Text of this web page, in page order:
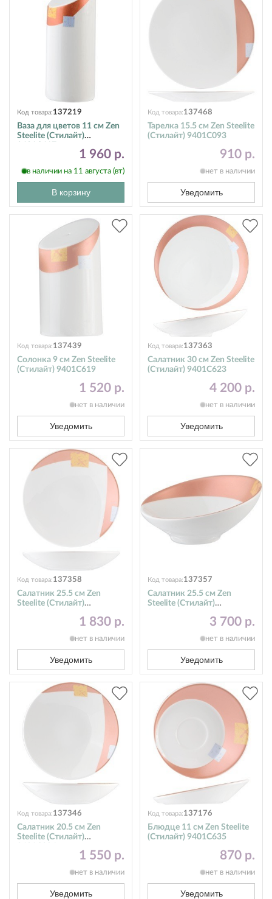
Код товара:137219
Ваза для цветов 11 см Zen
Steelite (Стилайт)
1 960 р.
в наличии на 11 августа (вт)
В корзину
Код товара:137468
Тарелка 15.5 см Zen Steelite
(Стилайт) 9401C093
910 р.
нет в наличии
Уведомить
Код товара:137439
Солонка 9 см Zen Steelite
(Стилайт) 9401C619
1 520 р.
нет в наличии
Уведомить
Код товара:137363
Салатник 30 см Zen Steelite
(Стилайт) 9401C623
4 200 р.
нет в наличии
Уведомить
Код товара:137358
Салатник 25.5 см Zen
Steelite (Стилайт)
1 830 р.
нет в наличии
Уведомить
Код товара:137357
Салатник 25.5 см Zen
Steelite (Стилайт)
3 700 р.
нет в наличии
Уведомить
Код товара:137346
Салатник 20.5 см Zen
Steelite (Стилайт)
1 550 р.
нет в наличии
Уведомить
Код товара:137176
Блюдце 11 см Zen Steelite
(Стилайт) 9401C635
870 р.
нет в наличии
Уведомить